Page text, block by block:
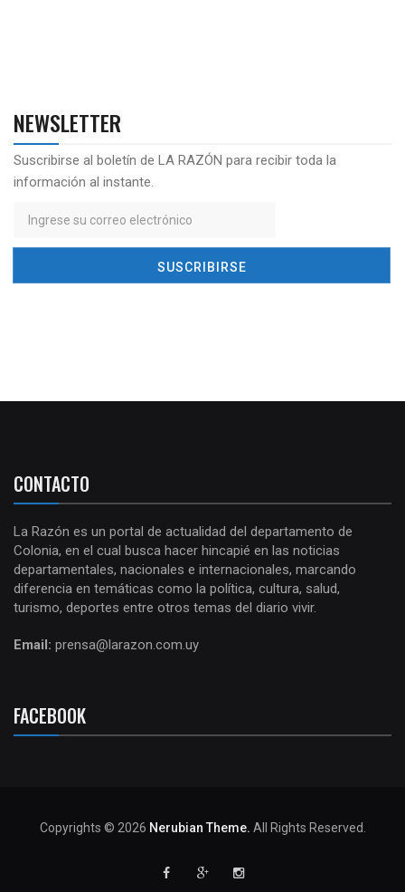
NEWSLETTER
Suscribirse al boletín de LA RAZÓN para recibir toda la
información al instante.
CONTACTO
La Razón es un portal de actualidad del departamento de
Colonia, en el cual busca hacer hincapié en las noticias
departamentales, nacionales e internacionales, marcando
diferencia en temáticas como la política, cultura, salud,
turismo, deportes entre otros temas del diario vivir.
Email: prensa@larazon.com.uy
FACEBOOK
Copyrights © 2026 Nerubian Theme. All Rights Reserved.